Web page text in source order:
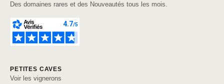
Des domaines rares et des Nouveautés tous les mois.
PETITES CAVES
Voir les vignerons